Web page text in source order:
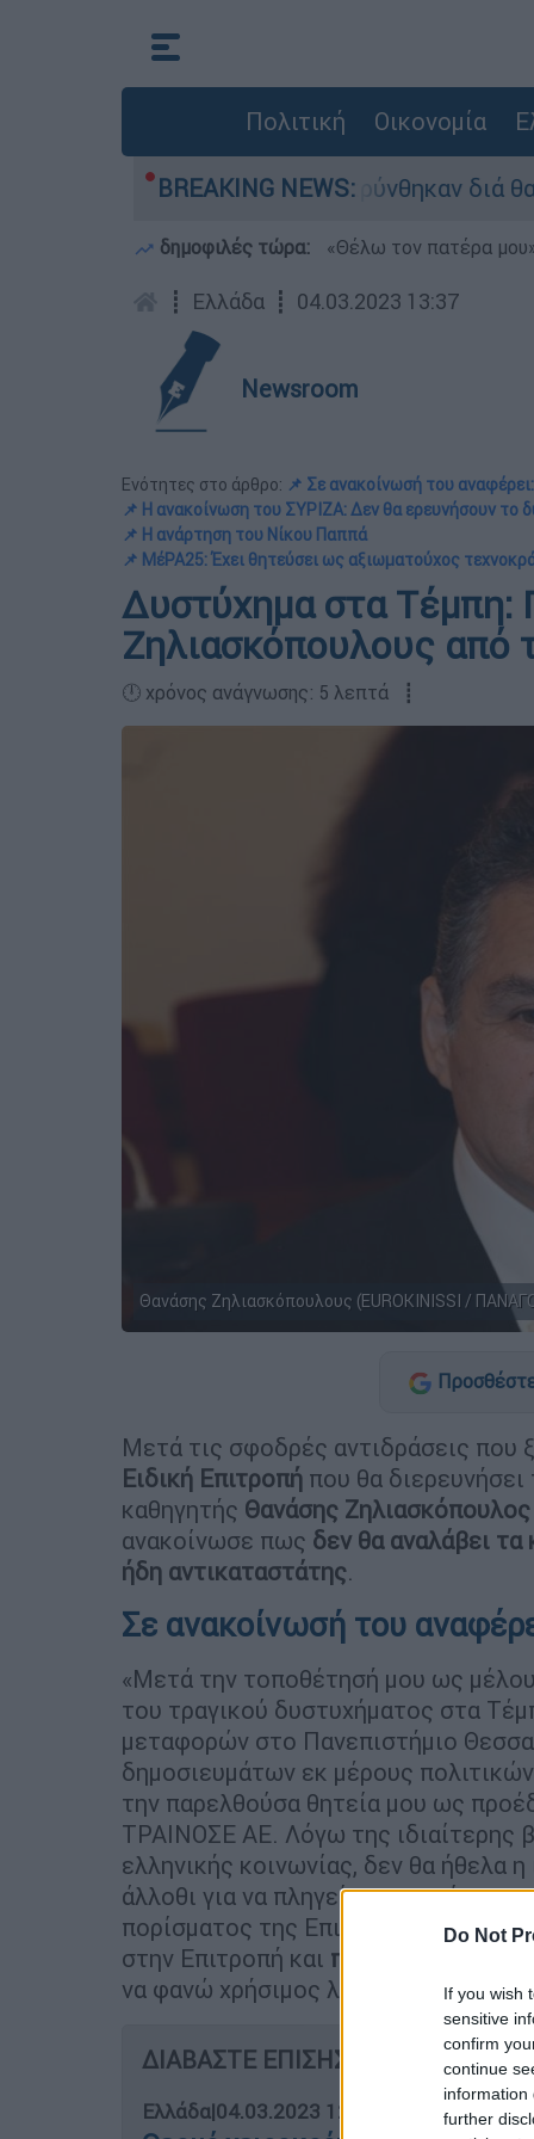
Do Not
If you wish
sensitive
confirm
continue
information
further
Πολιτική Οικονομία
BREAKING NEWS:
πολίτες απομακρύνθηκαν διά θαλάσσης
δημοφιλές τώρα: «Θέλω τον πατέρα
┋ Ελλάδα ┋ 04.03.2023 13:37
Newsroom
Ενότητες στο άρθρο: 📌 Σε ανακοίνωσή του αναφέρει:
📌 Η ανακοίνωση του ΣΥΡΙΖΑ: Δεν θα ερευνήσουν το
📌 Η ανάρτηση του Νίκου Παππά
📌 ΜέΡΑ25: Έχει θητεύσει ως αξιωματούχος
Δυστύχημα στα Τέμπη:
Ζηλιασκόπουλους από
🕛 χρόνος ανάγνωσης: 5 λεπτά ┋
Θανάσης Ζηλιασκόπουλους (EUROKINISSI /
Μετά τις σφοδρές αντιδράσεις που
Ειδική Επιτροπή που θα
καθηγητής Θανάσης Ζηλιασκόπουλος
ανακοίνωσε πως δεν θα αναλάβει τα
ήδη αντικαταστάτης.
Σε ανακοίνωσή του
«Μετά την τοποθέτησή μου ως
του τραγικού δυστυχήματος στα
μεταφορών στο Πανεπιστήμιο
δημοσιευμάτων εκ μέρους
την παρελθούσα θητεία μου ως
ΤΡΑΙΝΟΣΕ ΑΕ. Λόγω της ιδιαίτερης
ελληνικής κοινωνίας, δεν θα ήθελα
άλλοθι για να πληγεί η
πορίσματος της Επιτροπής. Για τον
στην Επιτροπή και παραμένω στη
να φανώ χρήσιμος λόγω της
ΔΙΑΒΑΣΤΕ ΕΠΙΣΗΣ
Ελλάδα|04.03.2023 12:44